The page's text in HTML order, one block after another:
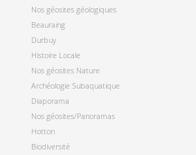
Nos géosites géologiques
Beauraing
Durbuy
Histoire Locale
Nos géosites Nature
Archéologie Subaquatique
Diaporama
Nos géosites/Panoramas
Hotton
Biodiversité